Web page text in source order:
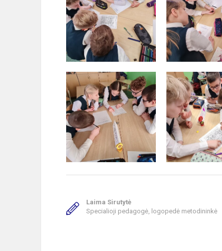
Laima Sirutytė
Specialioji pedagogė, logopedė metodininkė